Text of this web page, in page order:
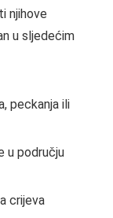
njihove
u sljedećim
peckanja ili
u području
crijeva